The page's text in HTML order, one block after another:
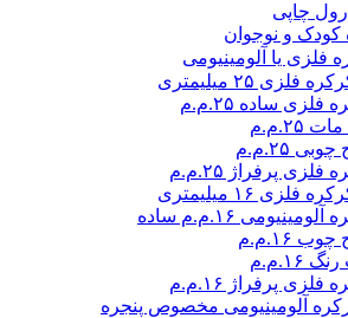
چاپی
کودک و نوجوان
فلزی یا آلومینیومی
فلزی ۲۵ میلیمتری
فلزی ساده ۲۵.م.م
۲۵.م.م
۲۵.م.م
فلزی پرفراژ ۲۵.م.م
فلزی ۱۶ میلیمتری
۱۶.م.م ساده
۱۶.م.م
۱۶.م.م
فلزی پرفراژ ۱۶.م.م
آلومینیومی مخصوص پنجره